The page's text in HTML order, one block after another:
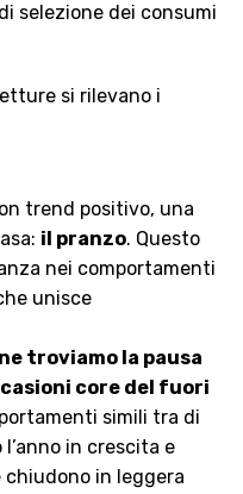
selezione dei consumi
si rilevano i
trend positivo, una
il pranzo. Questo
nei comportamenti
unisce
troviamo la pausa
core del fuori
simili tra di
in crescita e
in leggera